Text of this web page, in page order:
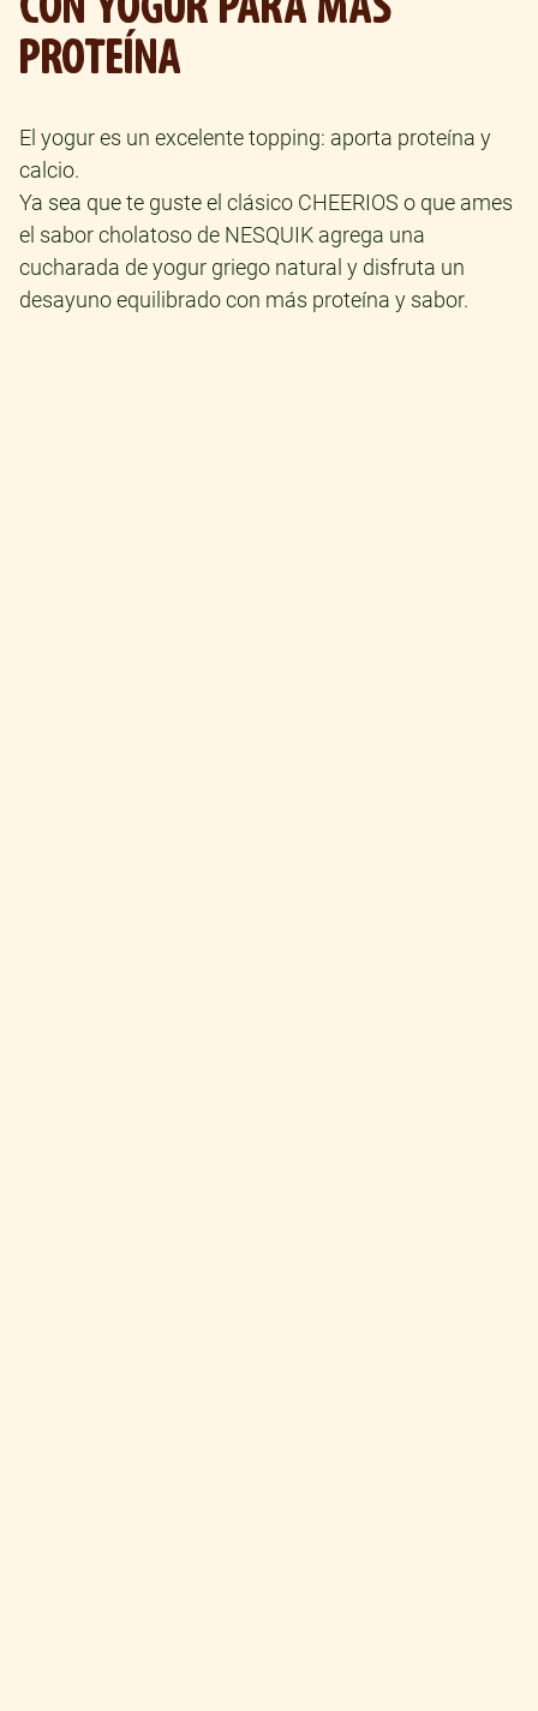
PROTEÍNA
El yogur es un excelente topping: aporta proteína y
calcio.
Ya sea que te guste el clásico CHEERIOS o que ames
el sabor cholatoso de NESQUIK agrega una
cucharada de yogur griego natural y disfruta un
desayuno equilibrado con más proteína y sabor.